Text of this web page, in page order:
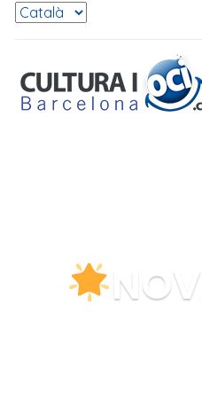
Selecciona l'idioma